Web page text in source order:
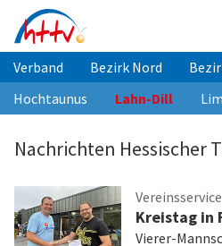
Inhalt
springen
Verband Bezirk Nord
Hochtaunus
Lahn-Dill
Nachrichten Hessischer
Vereinsservice
Kreistag in
Vierer-